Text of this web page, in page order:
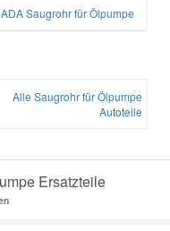
Saugrohr für Ölpumpe
Alle Saugrohr für Ölpumpe
Autoteile
Ersatzteile